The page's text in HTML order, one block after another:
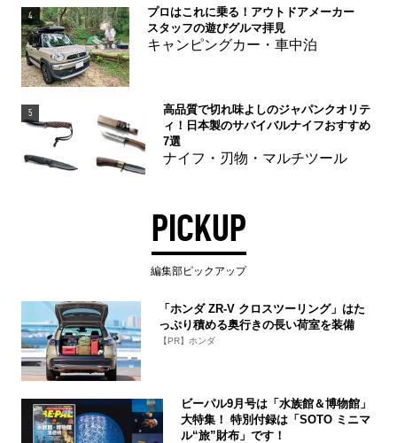
4
プロはこれに乗る！アウトドアメーカー
スタッフの遊びグルマ拝見
キャンピングカー・車中泊
5
高品質で切れ味よしのジャパンクオリテ
ィ！日本製のサバイバルナイフおすすめ
7選
ナイフ・刃物・マルチツール
PICKUP
編集部ピックアップ
「ホンダ ZR-V クロスツーリング」はた
っぷり積める奥行きの長い荷室を装備
【PR】ホンダ
ビーパル9月号は「水族館＆博物館」
大特集！ 特別付録は「SOTO ミニマ
ル“旅”財布」です！